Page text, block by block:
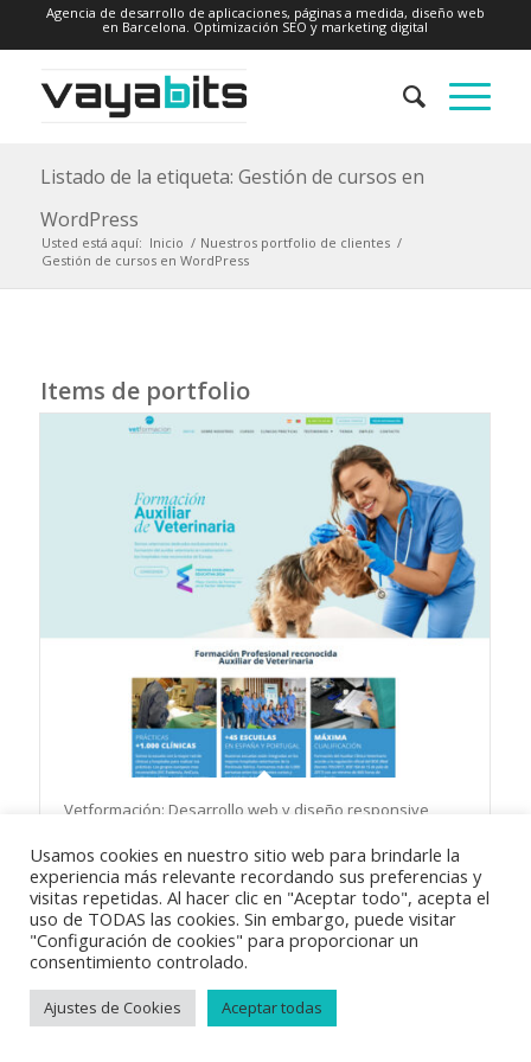
Agencia de desarrollo de aplicaciones, páginas a medida, diseño web
en Barcelona. Optimización SEO y marketing digital
Listado de la etiqueta: Gestión de cursos en
WordPress
Usted está aquí: Inicio / Nuestros portfolio de clientes /
Gestión de cursos en WordPress
Items de portfolio
Vetformación: Desarrollo web y diseño responsive
Política de privacidad| Política de cookies
Usamos cookies en nuestro sitio web para brindarle la
experiencia más relevante recordando sus preferencias y
visitas repetidas. Al hacer clic en "Aceptar todo", acepta el
uso de TODAS las cookies. Sin embargo, puede visitar
"Configuración de cookies" para proporcionar un
consentimiento controlado.
Ajustes de Cookies Aceptar todas